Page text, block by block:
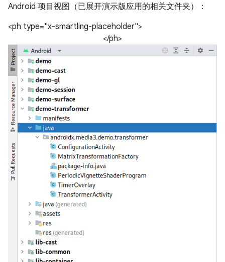
Android 项目视图（已展开演示版应用的相关文件夹）：
<ph type="x-smartling-placeholder">
</ph>